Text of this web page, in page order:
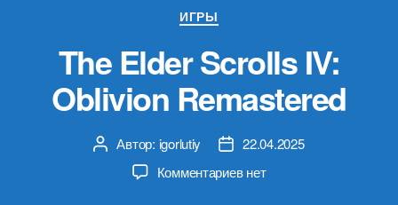
Рубрики
ИГРЫ
The Elder Scrolls IV:
Oblivion Remastered
Автор
записи
Автор: igorlutiy
Дата22.04.2025
Комментариевк
нет